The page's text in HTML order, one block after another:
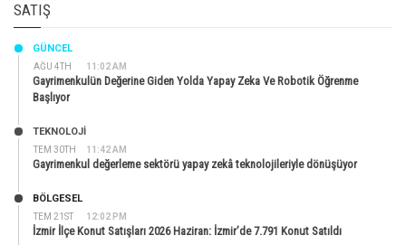
SATIŞ
AĞU 4TH 11:02 AM
GÜNCEL
Gayrimenkulün Değerine Giden Yolda Yapay Zeka Ve Robotik Öğrenme
Başlıyor
TEM 30TH 11:42 AM
TEKNOLOJİ
Gayrimenkul değerleme sektörü yapay zekâ teknolojileriyle dönüşüyor
TEM 21ST 12:02 PM
BÖLGESEL
İzmir İlçe Konut Satışları 2026 Haziran: İzmir’de 7.791 Konut Satıldı